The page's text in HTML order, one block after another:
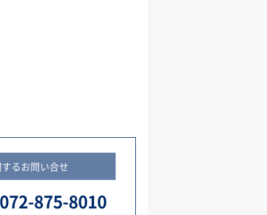
るお問い合せ
072-875-8010